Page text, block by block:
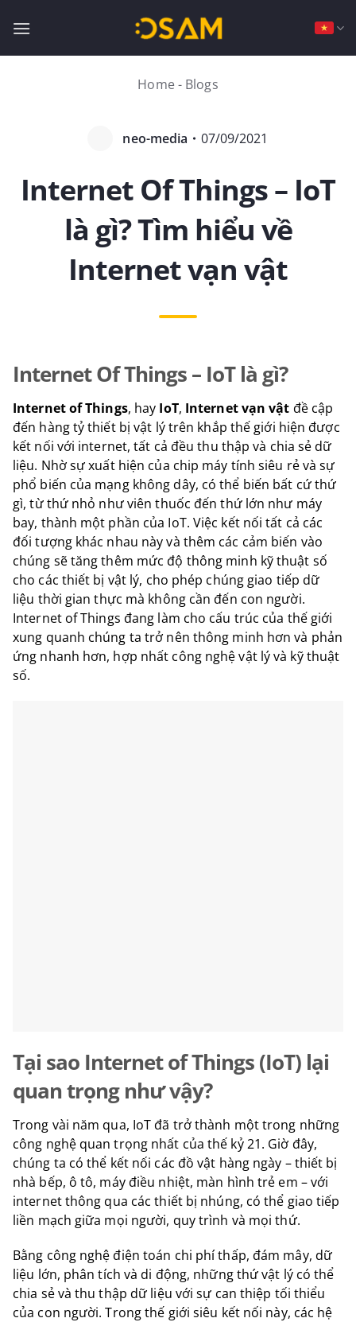
qua
Home- Blogs
neo-media ・ 07/09/2021
Internet Of Things – IoT
là gì? Tìm hiểu về
Internet vạn vật
Internet Of Things – IoT là gì?
Internet of Things, hay IoT, Internet vạn vật đề cập
đến hàng tỷ thiết bị vật lý trên khắp thế giới hiện được
kết nối với internet, tất cả đều thu thập và chia sẻ dữ
liệu. Nhờ sự xuất hiện của chip máy tính siêu rẻ và sự
phổ biến của mạng không dây, có thể biến bất cứ thứ
gì, từ thứ nhỏ như viên thuốc đến thứ lớn như máy
bay, thành một phần của IoT. Việc kết nối tất cả các
đối tượng khác nhau này và thêm các cảm biến vào
chúng sẽ tăng thêm mức độ thông minh kỹ thuật số
cho các thiết bị vật lý, cho phép chúng giao tiếp dữ
liệu thời gian thực mà không cần đến con người.
Internet of Things đang làm cho cấu trúc của thế giới
xung quanh chúng ta trở nên thông minh hơn và phản
ứng nhanh hơn, hợp nhất công nghệ vật lý và kỹ thuật
số.
Tại sao Internet of Things (IoT) lại
quan trọng như vậy?
Trong vài năm qua, IoT đã trở thành một trong những
công nghệ quan trọng nhất của thế kỷ 21. Giờ đây,
chúng ta có thể kết nối các đồ vật hàng ngày – thiết bị
nhà bếp, ô tô, máy điều nhiệt, màn hình trẻ em – với
internet thông qua các thiết bị nhúng, có thể giao tiếp
liền mạch giữa mọi người, quy trình và mọi thứ.
Bằng công nghệ điện toán chi phí thấp, đám mây, dữ
liệu lớn, phân tích và di động, những thứ vật lý có thể
chia sẻ và thu thập dữ liệu với sự can thiệp tối thiểu
của con người. Trong thế giới siêu kết nối này, các hệ